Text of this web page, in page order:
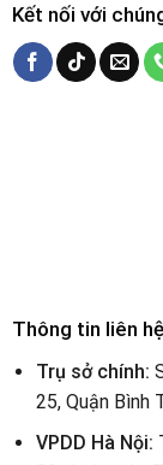
Kết nối với
Thông tin liên hệ
Trụ sở chính:
25, Quận Bình
VPDD Hà Nội: